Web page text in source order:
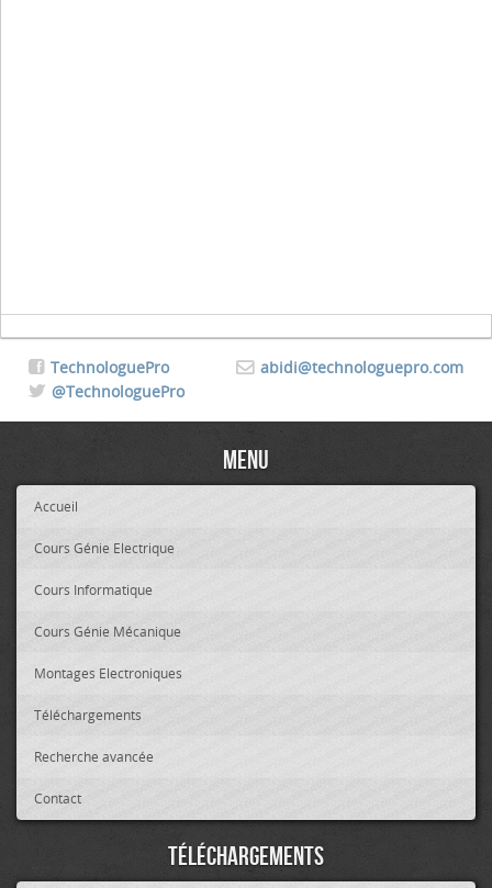
abidi@technologuepro.com
TechnologuePro
@TechnologuePro
Menu
Accueil
Cours Génie Electrique
Cours Informatique
Cours Génie Mécanique
Montages Electroniques
Téléchargements
Recherche avancée
Contact
Téléchargements